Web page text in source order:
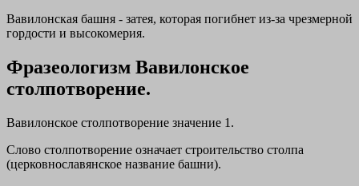
Вавилонская башня - затея, которая погибнет из-за чрезмерной
гордости и высокомерия.
Фразеологизм Вавилонское
столпотворение.
Вавилонское столпотворение значение 1.
Слово столпотворение означает строительство столпа
(церковнославянское название башни).